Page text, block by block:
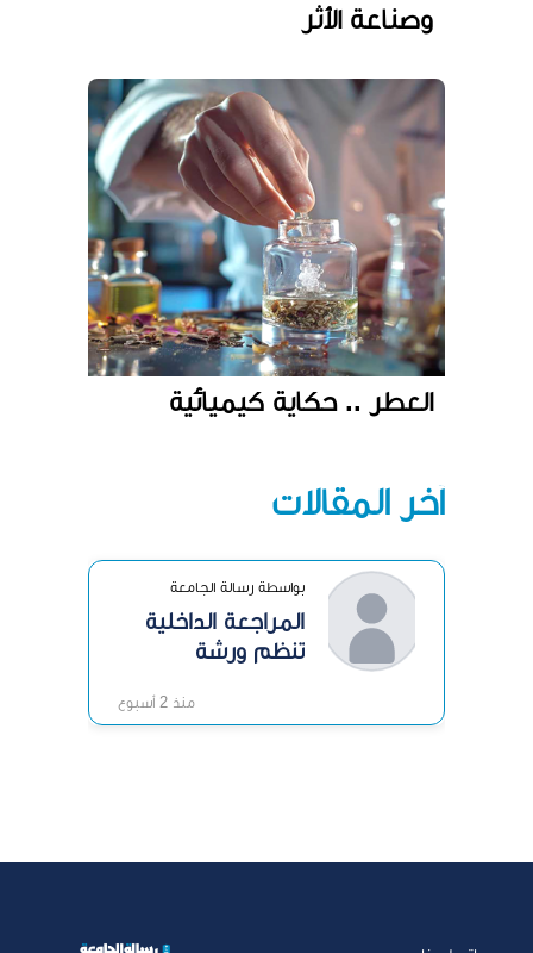
وصناعة الأثر
العطر .. حكاية كيميائية
آخر المقالات
بواسطة رسالة الجامعة
المراجعة الداخلية
تنظم ورشة
منذ 2 أسبوع